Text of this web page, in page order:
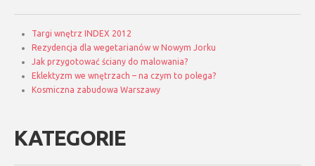
Targi wnętrz INDEX 2012
Rezydencja dla wegetarianów w Nowym Jorku
Jak przygotować ściany do malowania?
Eklektyzm we wnętrzach – na czym to polega?
Kosmiczna zabudowa Warszawy
KATEGORIE